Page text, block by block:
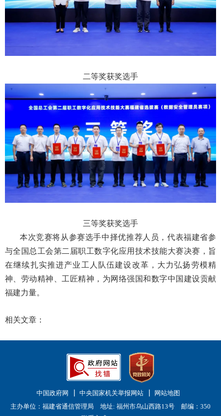
二等奖获奖选手
三等奖获奖选手
本次竞赛将从参赛选手中择优推荐人员，代表福建省参
与全国总工会第二届职工数字化应用技术技能大赛决赛，旨
在继续扎实推进产业工人队伍建设改革，大力弘扬劳模精
神、劳动精神、工匠精神，为网络强国和数字中国建设贡献
福建力量。
相关文章：
中国政府网 中央国家机关举报网站
网站地图
主办单位：福建省通信管理局 地址: 福州市乌山西路13号 邮编：350